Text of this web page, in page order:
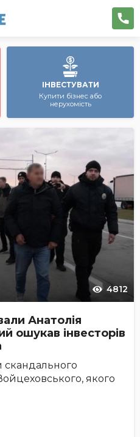
ІНВЕСТУВАТИ
Купити бізнес або
нерухомість
4812
Анатолія
ошукав інвесторів
скандального
якого